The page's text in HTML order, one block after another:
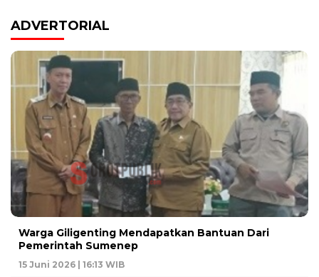
ADVERTORIAL
Warga Giligenting Mendapatkan Bantuan Dari
Pemerintah Sumenep
15 Juni 2026 | 16:13 WIB